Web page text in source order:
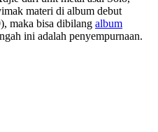
materi di album debut
maka bisa dibilang album
ini adalah penyempurnaan.